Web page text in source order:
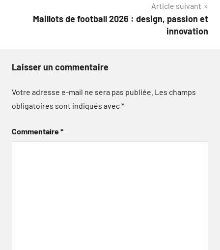
Article suivant
Maillots de football 2026 : design, passion et
innovation
Laisser un commentaire
Votre adresse e-mail ne sera pas publiée. Les champs
obligatoires sont indiqués avec*
Commentaire*